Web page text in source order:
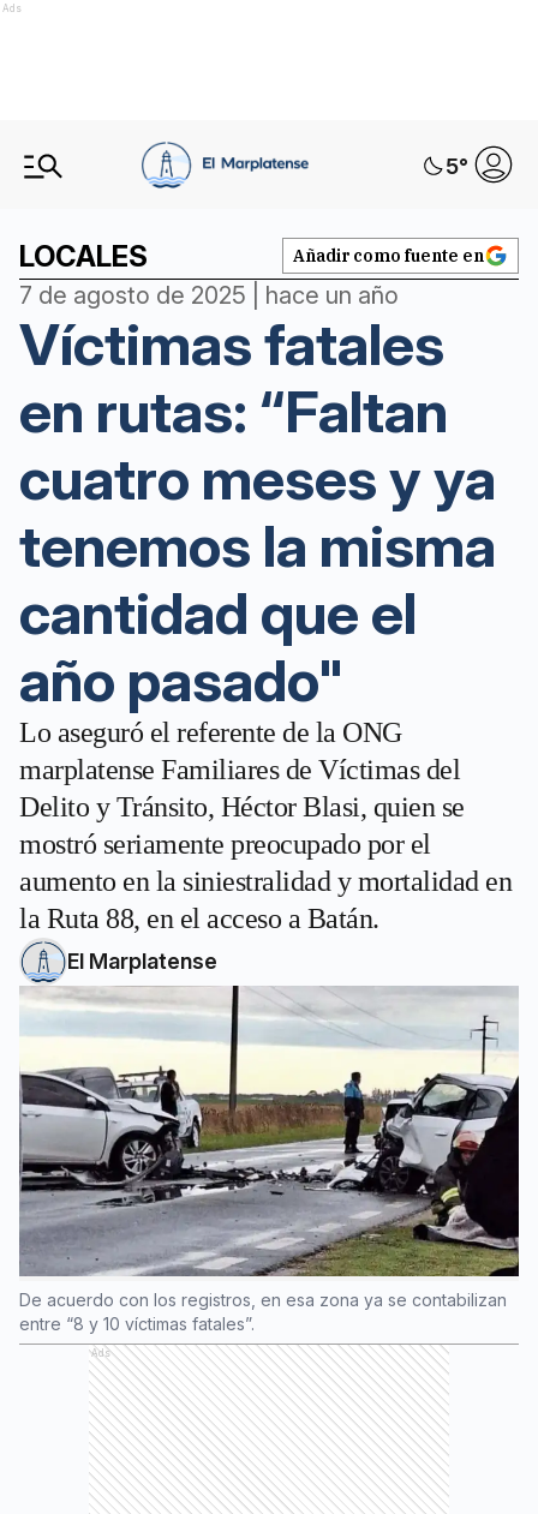
Ads
5°
LOCALES Añadir como fuente en
7 de agosto de 2025 | hace un año
Víctimas fatales
en rutas: “Faltan
cuatro meses y ya
tenemos la misma
cantidad que el
año pasado"
Lo aseguró el referente de la ONG
marplatense Familiares de Víctimas del
Delito y Tránsito, Héctor Blasi, quien se
mostró seriamente preocupado por el
aumento en la siniestralidad y mortalidad en
la Ruta 88, en el acceso a Batán.
El Marplatense
De acuerdo con los registros, en esa zona ya se contabilizan
entre “8 y 10 víctimas fatales”.
Ads